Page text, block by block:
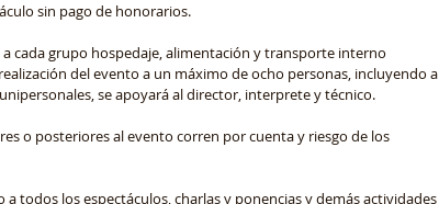
sin pago de honorarios.
cada grupo hospedaje, alimentación y transporte interno
del evento a un máximo de ocho personas, incluyendo a
se apoyará al director, interprete y técnico.
o posteriores al evento corren por cuenta y riesgo de los
a todos los espectáculos, charlas y ponencias y demás actividades